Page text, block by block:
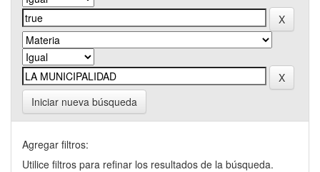
Iniciar nueva búsqueda
Agregar filtros:
Utilice filtros para refinar los resultados de la búsqueda.